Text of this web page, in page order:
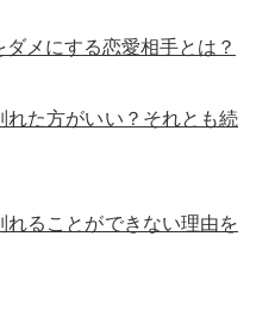
メにする恋愛相手とは？
れた方がいい？それとも続
れることができない理由を